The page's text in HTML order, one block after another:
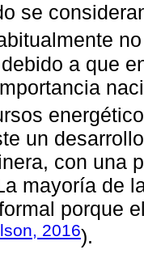
se
a que
un
con una
mayoría de
porque
2016).